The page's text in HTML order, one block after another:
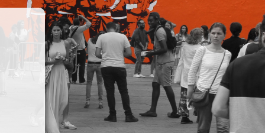
SELECTOUR
SEPHORA
SERGIO ROSSI
SÉZANE
SFR
SHAZAM
ŠKODA
SMART
SNAPCAR
SNIPES
SO OUEST
SOBIESKI
SOCIÉTÉ GÉNÉRALE
SODASTREAM
SOLIDARITÉ SIDA
SONIA RYKIEL
SONY ERICSSON
SONY INTERACTIVE ENTERTAINMENT
SONY MUSIC
SPEEDEAL
SQUARE ENIX
STELLA
STRAVA
STUDIO CANAL
SURCOUF
SUSHI SHOP